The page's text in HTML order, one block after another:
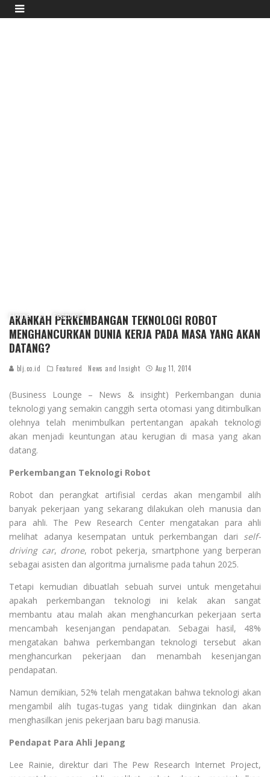
Home Featured
AKANKAH PERKEMBANGAN TEKNOLOGI ROBOT
MENGHANCURKAN DUNIA KERJA PADA MASA YANG AKAN
DATANG?
blj.co.id Featured News and Insight Aug 11, 2014
(Business Lounge – News & insight) Perkembangan dunia
teknologi yang semakin canggih serta otomasi yang ditimbulkan
olehnya telah menimbulkan pertentangan apakah teknologi
akan menjadi keuntungan atau kerugian di masa yang akan
datang.
Perkembangan Teknologi Robot
Robot dan perangkat artifisial cerdas akan mengambil alih
banyak pekerjaan yang sekarang dilakukan oleh manusia dan
para ahli. The Pew Research Center mengatakan para ahli
melihat adanya kesempatan untuk perkembangan dari self-
driving car, drone, robot pekerja, smartphone yang berperan
sebagai asisten dan algoritma jurnalisme pada tahun 2025.
Tetapi kemudian dibuatlah sebuah survei untuk mengetahui
apakah perkembangan teknologi ini kelak akan sangat
membantu atau malah akan menghancurkan pekerjaan serta
mencambah kesenjangan pendapatan. Sebagai hasil, 48%
mengatakan bahwa perkembangan teknologi tersebut akan
menghancurkan pekerjaan dan menambah kesenjangan
pendapatan.
Namun demikian, 52% telah mengatakan bahwa teknologi akan
mengambil alih tugas-tugas yang tidak diinginkan dan akan
menghasilkan jenis pekerjaan baru bagi manusia.
Pendapat Para Ahli Jepang
Lee Rainie, direktur dari The Pew Research Internet Project,